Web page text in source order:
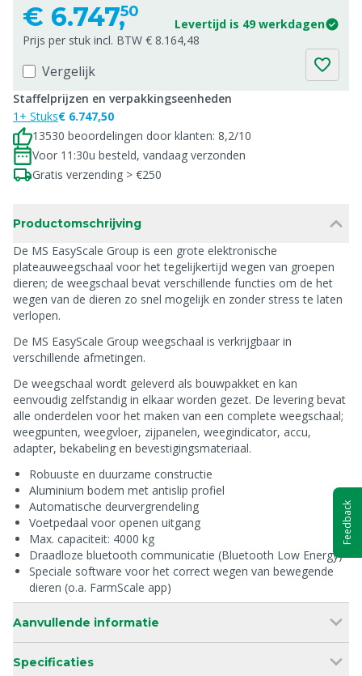
€ 6.747,50
Levertijd is 49 werkdagen
Prijs per stuk incl. BTW € 8.164,48
Vergelijk
Staffelprijzen en verpakkingseenheden
1+ Stuks€ 6.747,50
13530 beoordelingen door klanten: 8,2/10
Voor 11:30u besteld, vandaag verzonden
Gratis verzending > €250
Productomschrijving
De MS EasyScale Group is een grote elektronische
plateauweegschaal voor het tegelijkertijd wegen van groepen
dieren; de weegschaal bevat verschillende functies om de het
wegen van de dieren zo snel mogelijk en zonder stress te laten
verlopen.
De MS EasyScale Group weegschaal is verkrijgbaar in
verschillende afmetingen.
De weegschaal wordt geleverd als bouwpakket en kan
eenvoudig zelfstandig in elkaar worden gezet. De levering bevat
alle onderdelen voor het maken van een complete weegschaal;
weegpunten, weegvloer, zijpanelen, weegindicator, accu,
adapter, bekabeling en bevestigingsmateriaal.
Robuuste en duurzame constructie
Aluminium bodem met antislip profiel
Automatische deurvergrendeling
Voetpedaal voor openen uitgang
Max. capaciteit: 4000 kg
Draadloze bluetooth communicatie (Bluetooth Low Energy)
Speciale software voor het correct wegen van bewegende
dieren (o.a. FarmScale app)
Aanvullende informatie
Specificaties
Feedback